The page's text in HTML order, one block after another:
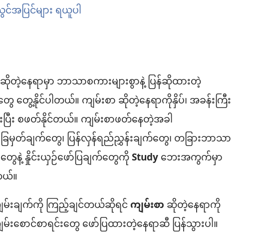
ြင်များ ရယူပါ
ဆိုတဲ့နေရာမှာ ဘာသာစကားများစွာနဲ့ ပြန်ဆိုထားတဲ့
ေ တွေ့နိုင်ပါတယ်။ ကျမ်းစာ ဆိုတဲ့နေရာကိုနှိပ်၊ အခန်းကြီး
ြီး စဖတ်နိုင်တယ်။ ကျမ်းစာဖတ်နေတဲ့အခါ
မှတ်ချက်တွေ၊ ပြန်လှန်ရည်ညွှန်းချက်တွေ၊ တခြားဘာသာ
တွေနဲ့ နှိုင်းယှဉ်ဖော်ပြချက်တွေကိုStudyဘေးအကွက်မှာ
။
မ်းချက်ကို ကြည့်ချင်တယ်ဆိုရင်ကျမ်းစာဆိုတဲ့နေရာကို
မ်းစောင်စာရင်းတွေ ဖော်ပြထားတဲ့နေရာဆီ ပြန်သွားပါ။